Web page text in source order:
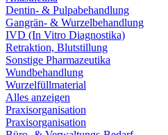
Dentin- & Pulpabehandlung
Gangrän- & Wurzelbehandlung
IVD (In Vitro Diagnostika)
Retraktion, Blutstillung
Sonstige Pharmazeutika
Wundbehandlung
Wurzelfüllmaterial
Alles anzeigen
Praxisorganisation
Praxisorganisation